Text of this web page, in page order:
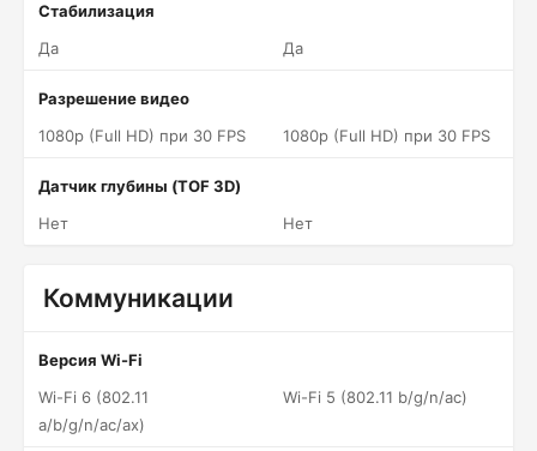
Стабилизация
Да
Да
Разрешение видео
1080p (Full HD) при 30 FPS
1080p (Full HD) при 30 FPS
Датчик глубины (TOF 3D)
Нет
Нет
Коммуникации
Версия Wi-Fi
Wi-Fi 6 (802.11
a/b/g/n/ac/ax)
Wi-Fi 5 (802.11 b/g/n/ac)